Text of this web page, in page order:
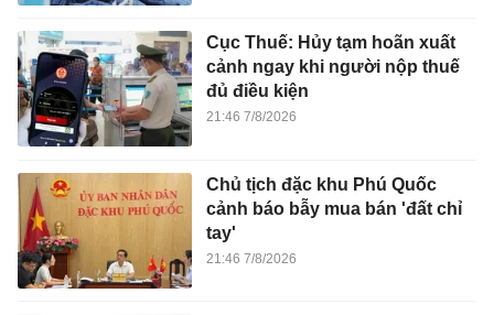
Cục Thuế: Hủy tạm hoãn xuất
cảnh ngay khi người nộp thuế
đủ điều kiện
21:46 7/8/2026
Chủ tịch đặc khu Phú Quốc
cảnh báo bẫy mua bán 'đất chỉ
tay'
21:46 7/8/2026